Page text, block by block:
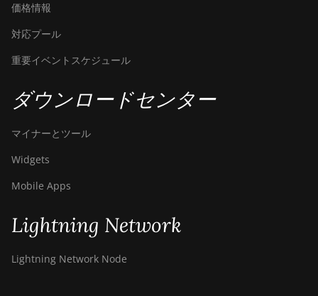
Bitdeer SealMiner A2 Pro
Hyd
Bitdeer SealMiner A3 Hydro
Bitdeer SealMiner A3 Pro Air
Bitdeer SealMiner A4 Pro
価格情報
対応プール
重要イベントスケジュール
ダウンロードセンター
マイナーとツール
Widgets
Mobile Apps
Lightning Network
Lightning Network Node